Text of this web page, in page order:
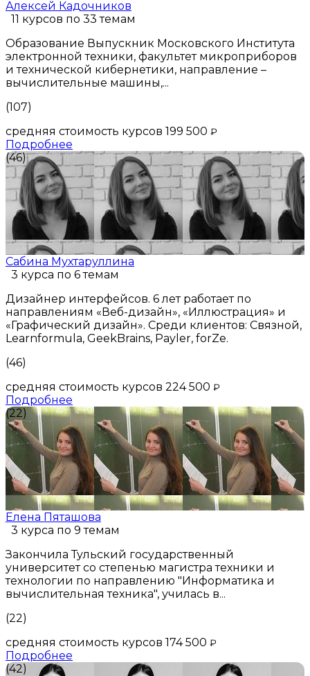
Алексей Кадочников
11 курсов по 33 темам
Образование Выпускник Московского Института
электронной техники, факультет микроприборов
и технической кибернетики, направление –
вычислительные машины,...
(107)
средняя стоимость курсов 199 500 ₽
Подробнее
(46)
Сабина Мухтаруллина
3 курса по 6 темам
Дизайнер интерфейсов. 6 лет работает по
направлениям «Веб-дизайн», «Иллюстрация» и
«Графический дизайн». Среди клиентов: Связной,
Learnformula, GeekBrains, Payler, forZe.
(46)
средняя стоимость курсов 224 500 ₽
Подробнее
(22)
Елена Пяташова
3 курса по 9 темам
Закончила Тульский государственный
университет со степенью магистра техники и
технологии по направлению "Информатика и
вычислительная техника", училась в...
(22)
средняя стоимость курсов 174 500 ₽
Подробнее
(42)